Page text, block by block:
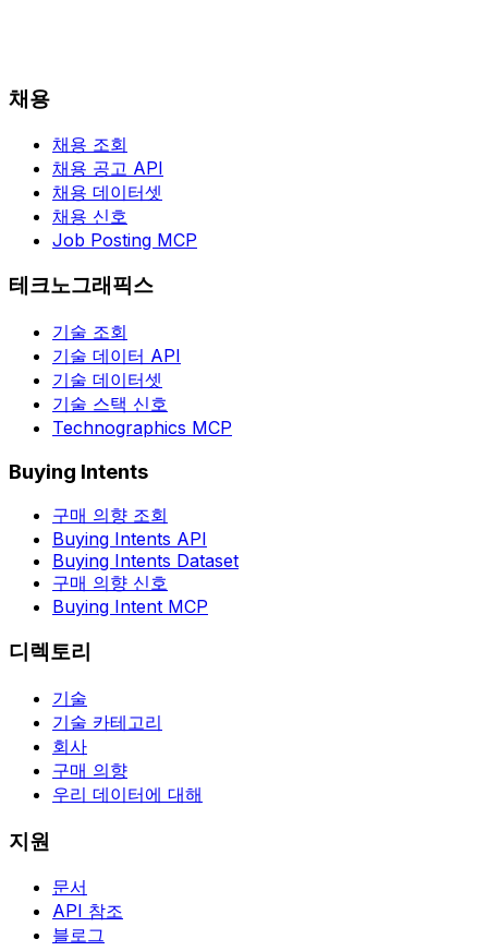
채용
채용 조회
채용 공고 API
채용 데이터셋
채용 신호
Job Posting MCP
테크노그래픽스
기술 조회
기술 데이터 API
기술 데이터셋
기술 스택 신호
Technographics MCP
Buying Intents
구매 의향 조회
Buying Intents API
Buying Intents Dataset
구매 의향 신호
Buying Intent MCP
디렉토리
기술
기술 카테고리
회사
구매 의향
우리 데이터에 대해
지원
문서
API 참조
블로그